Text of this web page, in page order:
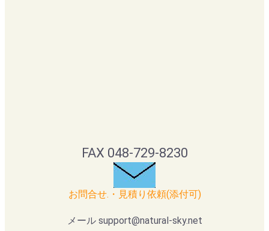
FAX 048-729-8230
お問合せ.・見積り依頼(添付可)
メール support@natural-sky.net